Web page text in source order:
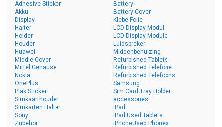
Adhesive Sticker
Akku
Battery
Battery Cover
Display
Halter
Holder
Houder
Huawei
Klebe Folie
LCD Display Modul
LCD Display Module
Luidspreker
Middenbehuizing
Middle Cover
Mittel Gehäuse
Nokia
OnePlus
Plak Sticker
Refurbished Tablets
Refurbished Telefone
Refurbished Telefoons
Samsung
Sim Card Tray Holder
Simkaarthouder
Simkarten Halter
Sony
Zubehör
accessories
iPad
iPad Used Tablets
iPhoneUsed Phones